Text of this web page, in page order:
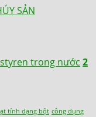
SẢN
trong nước 2
tính dạng bột công dụng